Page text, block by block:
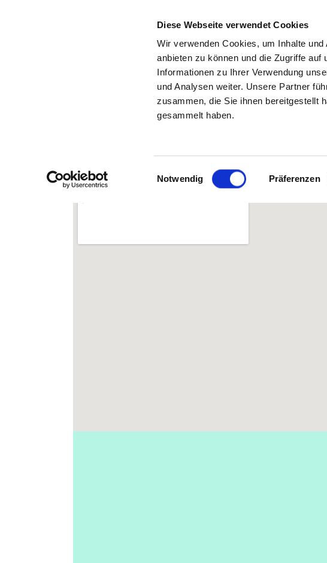
Diese Webseite verwendet Cookies
Wir verwenden Cookies, um Inhalte
anbieten zu können und die Zugriffe
Informationen zu Ihrer Verwendung
und Analysen weiter. Unsere Partner
zusammen, die Sie ihnen bereitgestellt
gesammelt haben.
Einwilligungsauswahl
Notwendig Präferenzen
Zurück zu den Suchergebnissen